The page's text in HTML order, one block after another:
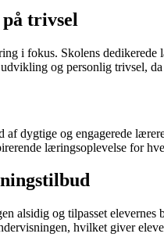
trivsel
i fokus. Skolens
og personlig trivsel,
af dygtige og engagerede
læringsoplevelse for
alsidig og tilpasset
hvilket giver